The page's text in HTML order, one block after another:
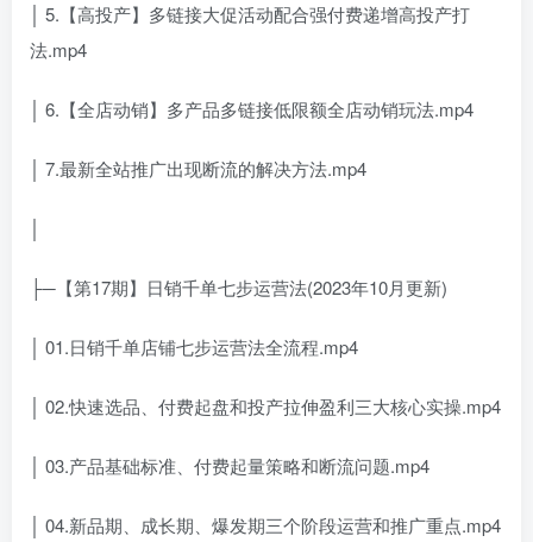
│ 5.【高投产】多链接大促活动配合强付费递增高投产打
法.mp4
│ 6.【全店动销】多产品多链接低限额全店动销玩法.mp4
│ 7.最新全站推广出现断流的解决方法.mp4
├─【第17期】日销千单七步运营法(2023年10月更新)
│ 01.日销千单店铺七步运营法全流程.mp4
│ 02.快速选品、付费起盘和投产拉伸盈利三大核心实操.mp4
│ 03.产品基础标准、付费起量策略和断流问题.mp4
│ 04.新品期、成长期、爆发期三个阶段运营和推广重点.mp4